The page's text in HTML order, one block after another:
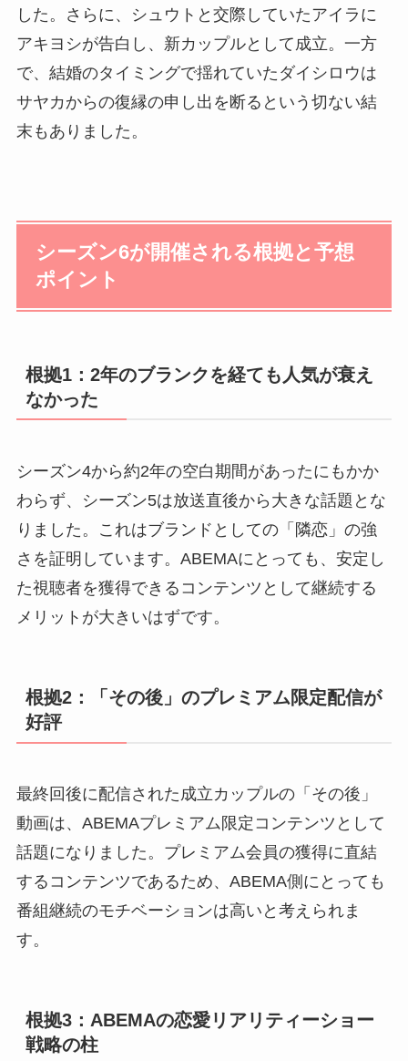
した。さらに、シュウトと交際していたアイラに
アキヨシが告白し、新カップルとして成立。一方
で、結婚のタイミングで揺れていたダイシロウは
サヤカからの復縁の申し出を断るという切ない結
末もありました。
シーズン6が開催される根拠と予想
ポイント
根拠1：2年のブランクを経ても人気が衰え
なかった
シーズン4から約2年の空白期間があったにもかか
わらず、シーズン5は放送直後から大きな話題とな
りました。これはブランドとしての「隣恋」の強
さを証明しています。ABEMAにとっても、安定し
た視聴者を獲得できるコンテンツとして継続する
メリットが大きいはずです。
根拠2：「その後」のプレミアム限定配信が
好評
最終回後に配信された成立カップルの「その後」
動画は、ABEMAプレミアム限定コンテンツとして
話題になりました。プレミアム会員の獲得に直結
するコンテンツであるため、ABEMA側にとっても
番組継続のモチベーションは高いと考えられま
す。
根拠3：ABEMAの恋愛リアリティーショー
戦略の柱